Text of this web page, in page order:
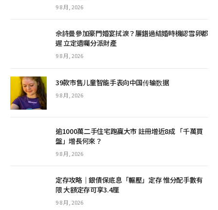
9 8 月, 2026
佘詩曼參加豪門婚宴拭淚？屢錯過結婚時機認雪卵都
遲 立定遺囑分派財產
9 8 月, 2026
39款市售儿童智能手表向中国传输数据
9 8 月, 2026
逾1000萬二手住宅跑贏大市 註冊增近8成 「千萬買
盤」增長何來？
9 8 月, 2026
定存攻略｜銀債保底息「輾壓」定存 惟分配手數有
限 大額定存可享3.4厘
9 8 月, 2026